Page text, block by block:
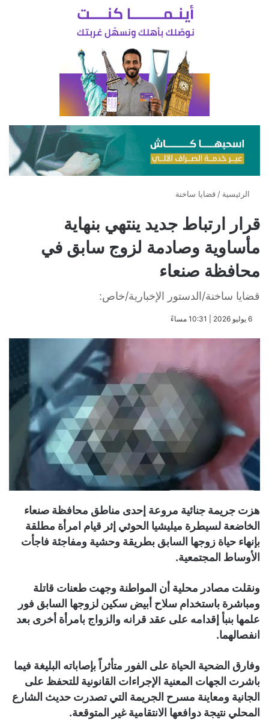
الرئيسية / قضايا ساخنة
قرار ارتباط جديد ينتهي بنهاية
مأساوية وصادمة لزوج سابق في
محافظة صنعاء
قضايا ساخنة/الدستور الإخبارية/خاص:
​6 يوليو 2026 | 10:31 مساءً
هزت جريمة جنائية مروعة إحدى مناطق محافظة صنعاء
الخاضعة لسيطرة ميليشيا الحوثي إثر قيام امرأة مطلقة
بإنهاء حياة زوجها السابق بطريقة وحشية ومفاجئة فاجأت
الأوساط المجتمعية.
ونقلت مصادر محلية أن المواطنة وجهت طعنات قاتلة
ومباشرة باستخدام سلاح أبيض سكين لزوجها السابق فور
علمها بنبأ إقدامه على عقد قرانه والزواج بامرأة أخرى بعد
انفصالهما.
وفارق الضحية الحياة على الفور متأثراً بإصاباته البليغة فيما
باشرت الجهات المعنية الإجراءات القانونية للتحفظ على
الجانية ومعاينة مسرح الجريمة التي تصدرت حديث الشارع
المحلي نتيجة دوافعها الانتقامية غير المتوقعة.